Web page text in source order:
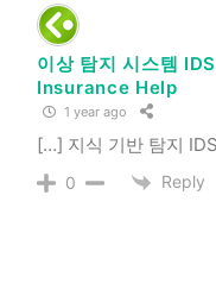
이상 탐지 시스템
Insurance Help
1 year ago
[…] 지식 기반 탐지
0 Reply